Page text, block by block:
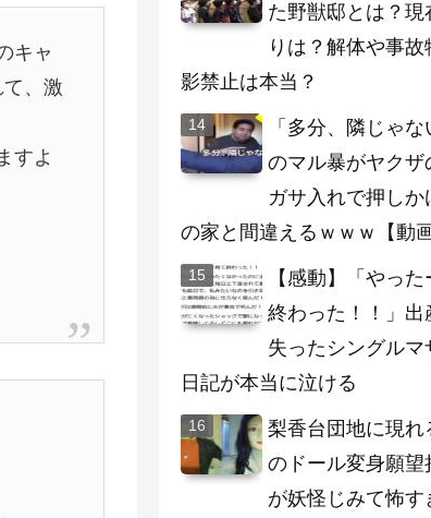
キャ
、激
すよ
た野獣邸とは？現
りは？解体や事
影禁止は本当？
「多分、隣じゃ
のマル暴がヤクザ
ガサ入れで押しか
の家と間違えるｗｗｗ【動画
【感動】「やっ
終わった！！」出
失ったシングルマ
日記が本当に泣ける
梨香台団地に現れ
のドール変身願望
が妖怪じみて怖す